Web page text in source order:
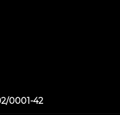
0001-42